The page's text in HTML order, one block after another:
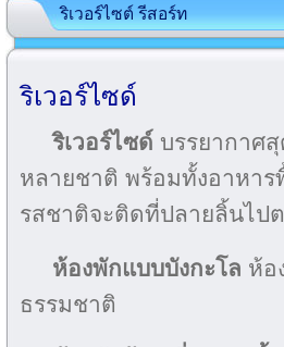
ริเวอร์ไซต์ รีสอร์ท
ริเวอร์ไซด์
ริเวอร์ไซด์ บรรยากาศ
หลายชาติ พร้อมทั้งอาหา
รสชาติจะติดที่ปลายลิ้นไป
ห้องพักแบบบังกะโล ห้อ
ธรรมชาติ